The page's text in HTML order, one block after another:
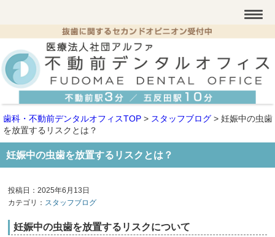
歯科・不動前デンタルオフィスTOP > スタッフブログ > 妊娠中の虫歯
を放置するリスクとは？
妊娠中の虫歯を放置するリスクとは？
投稿日：2025年6月13日
カテゴリ： スタッフブログ
妊娠中の虫歯を放置するリスクについて